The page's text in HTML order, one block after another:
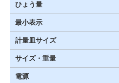
ひょう量
最小表示
計量皿サイズ
サイズ・重量
電源